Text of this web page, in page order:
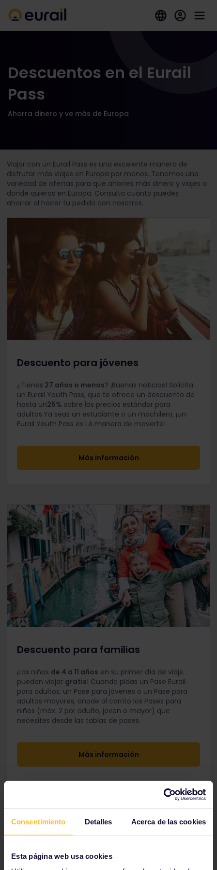
Consentimiento Detalles Acerca de las cookies
Esta página web usa cookies
Descuentos en el Eurail
Pass
Ahorra dinero y ve más de Europa
Viajar con un Eurail Pass es una excelente manera de
disfrutar más viajes en Europa por menos. Tenemos una
variedad de ofertas para que ahorres más dinero y viajes a
donde quieras en Europa. Consulta cuánto puedes
ahorrar al hacer tu pedido con nosotros.
Descuento para jóvenes
¿Tienes 27 años o menos? ¡Buenas noticias! Solicita
un Eurail Youth Pass, que te ofrece un descuento de
hasta un25% sobre los precios estándar para
adultos.Ya seas un estudiante o un mochilero, ¡un
Eurail Youth Pass es LA manera de moverte!
Más información
Descuento para familias
¡Los niños de 4 a 11 años en su primer día de viaje
pueden viajar gratis! Cuando pidas un Pase Eurail
para adultos, un Pase para jóvenes o un Pase para
adultos mayores, añade al carrito los Pases para
niños (máx. 2 por adulto, joven o mayor) que
necesites desde las tablas de pases.
Más información